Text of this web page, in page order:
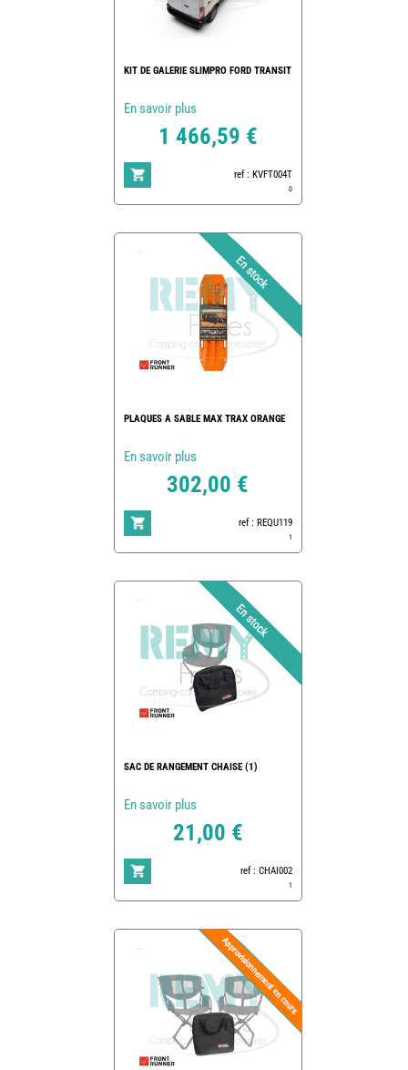
KIT DE GALERIE SLIMPRO FORD TRANSIT
En savoir plus
1 466,59 €
ref : KVFT004T
0
PLAQUES A SABLE MAX TRAX ORANGE
En savoir plus
302,00 €
ref : REQU119
1
SAC DE RANGEMENT CHAISE (1)
En savoir plus
21,00 €
ref : CHAI002
1